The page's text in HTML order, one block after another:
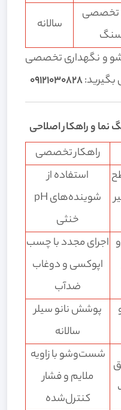
تخصصی
سنگ
سالانه
و نگهداری تخصصی
۰۹۱۲۱۰۳۰۸۲۸
نما و راهکار اصلاحی
راهکار تخصصی
استفاده از
شوینده‌های pH
خنثی
اجرای مجدد با چسب
اپوکسی و دوغاب
ضدآب
پوشش نانو سیلر
سالانه
شست‌وشو با زاویه
ملایم و فشار
کنترل‌شده